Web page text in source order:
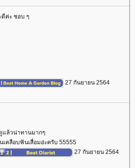
ค่ะ ชอบ ๆ
27 กันยายน 2564
แล้วน่าทานมากๆ
คลือบฟันเสื่อมอ่ะครับ 55555
27 กันยายน 2564